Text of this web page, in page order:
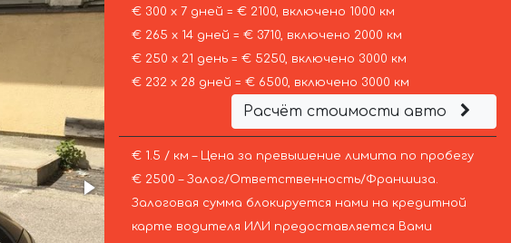
€ 300 х 7 дней = € 2100, включено 1000 км
€ 265 х 14 дней = € 3710, включено 2000 км
€ 250 х 21 день = € 5250, включено 3000 км
€ 232 х 28 дней = € 6500, включено 3000 км
Расчёт стоимости авто
€ 1.5 / км – Цена за превышение лимита по пробегу
€ 2500 – Залог/Ответственность/Франшиза.
Залоговая сумма блокируется нами на кредитной
карте водителя ИЛИ предоставляется Вами